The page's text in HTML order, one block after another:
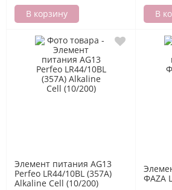
В корзину В
Элемент питания AG13
Perfeo LR44/10BL (357A)
Alkaline Cell (10/200)
ФАZА